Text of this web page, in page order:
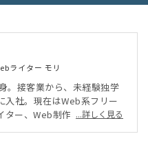
ライター モリ
。接客業から、未経験独学
入社。現在はWeb系フリー
ター、Web制作、Webデザ
...詳しく見る